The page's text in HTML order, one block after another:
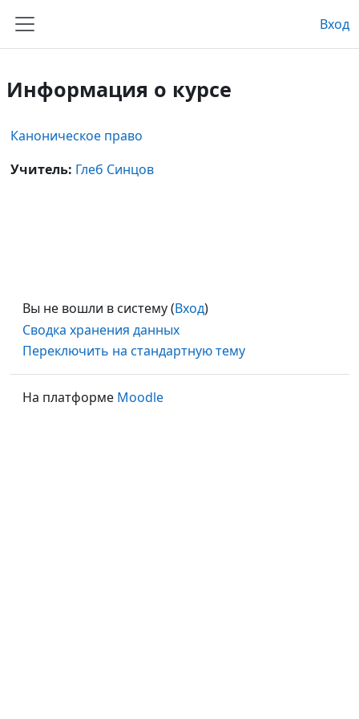
Боковая панель
Вход
Информация о курсе
Каноническое право
Учитель: Глеб Синцов
Вы не вошли в систему (Вход)
Сводка хранения данных
Переключить на стандартную тему
На платформе Moodle